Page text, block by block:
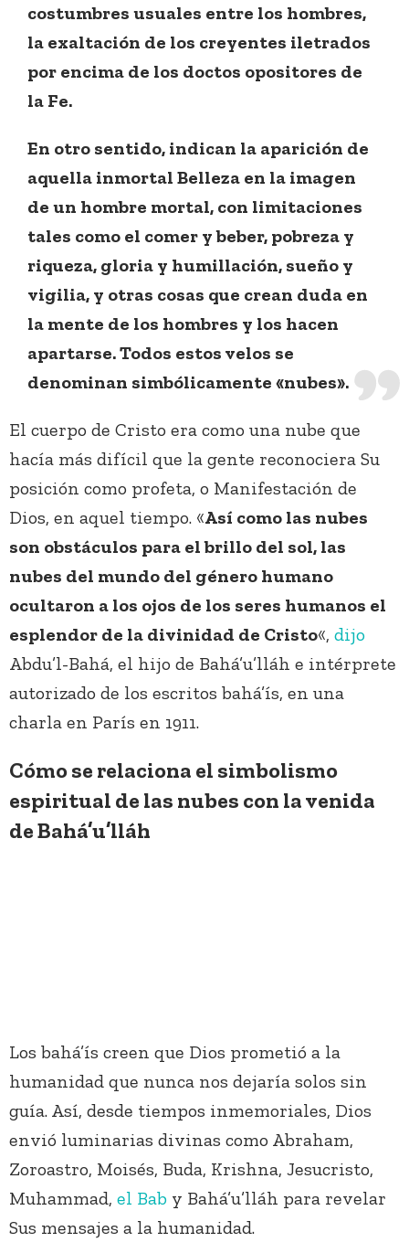
costumbres usuales entre los hombres,
la exaltación de los creyentes iletrados
por encima de los doctos opositores de
la Fe.
En otro sentido, indican la aparición de
aquella inmortal Belleza en la imagen
de un hombre mortal, con limitaciones
tales como el comer y beber, pobreza y
riqueza, gloria y humillación, sueño y
vigilia, y otras cosas que crean duda en
la mente de los hombres y los hacen
apartarse. Todos estos velos se
denominan simbólicamente «nubes».
El cuerpo de Cristo era como una nube que
hacía más difícil que la gente reconociera Su
posición como profeta, o Manifestación de
Dios, en aquel tiempo. «Así como las nubes
son obstáculos para el brillo del sol, las
nubes del mundo del género humano
ocultaron a los ojos de los seres humanos el
esplendor de la divinidad de Cristo«, dijo
Abdu’l-Bahá, el hijo de Bahá’u’lláh e intérprete
autorizado de los escritos bahá’ís, en una
charla en París en 1911.
Cómo se relaciona el simbolismo
espiritual de las nubes con la venida
de Bahá’u’lláh
Los bahá’ís creen que Dios prometió a la
humanidad que nunca nos dejaría solos sin
guía. Así, desde tiempos inmemoriales, Dios
envió luminarias divinas como Abraham,
Zoroastro, Moisés, Buda, Krishna, Jesucristo,
Muhammad, el Bab y Bahá’u’lláh para revelar
Sus mensajes a la humanidad.